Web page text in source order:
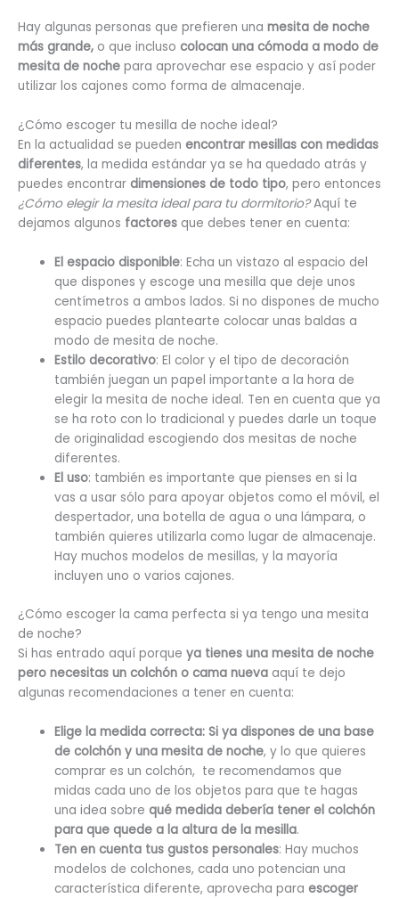
Hay algunas personas que prefieren una mesita de noche
más grande, o que incluso colocan una cómoda a modo de
mesita de noche para aprovechar ese espacio y así poder
utilizar los cajones como forma de almacenaje.
¿Cómo escoger tu mesilla de noche ideal?
En la actualidad se pueden encontrar mesillas con medidas
diferentes, la medida estándar ya se ha quedado atrás y
puedes encontrar dimensiones de todo tipo, pero entonces
¿Cómo elegir la mesita ideal para tu dormitorio?Aquí te
dejamos algunos factores que debes tener en cuenta:
El espacio disponible: Echa un vistazo al espacio del
que dispones y escoge una mesilla que deje unos
centímetros a ambos lados. Si no dispones de mucho
espacio puedes plantearte colocar unas baldas a
modo de mesita de noche.
Estilo decorativo: El color y el tipo de decoración
también juegan un papel importante a la hora de
elegir la mesita de noche ideal. Ten en cuenta que ya
se ha roto con lo tradicional y puedes darle un toque
de originalidad escogiendo dos mesitas de noche
diferentes.
El uso: también es importante que pienses en si la
vas a usar sólo para apoyar objetos como el móvil, el
despertador, una botella de agua o una lámpara, o
también quieres utilizarla como lugar de almacenaje.
Hay muchos modelos de mesillas, y la mayoría
incluyen uno o varios cajones.
¿Cómo escoger la cama perfecta si ya tengo una mesita
de noche?
Si has entrado aquí porque ya tienes una mesita de noche
pero necesitas un colchón o cama nueva aquí te dejo
algunas recomendaciones a tener en cuenta:
Elige la medida correcta: Si ya dispones de una base
de colchón y una mesita de noche, y lo que quieres
comprar es un colchón, te recomendamos que
midas cada uno de los objetos para que te hagas
una idea sobrequé medida debería tener el colchón
para que quede a la altura de la mesilla.
Ten en cuenta tus gustos personales: Hay muchos
modelos de colchones, cada uno potencian una
característica diferente, aprovecha para escoger